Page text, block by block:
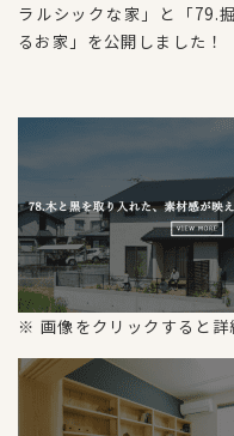
ラルシックな家」と「79.
るお家」を公開しました！
※ 画像をクリックすると詳